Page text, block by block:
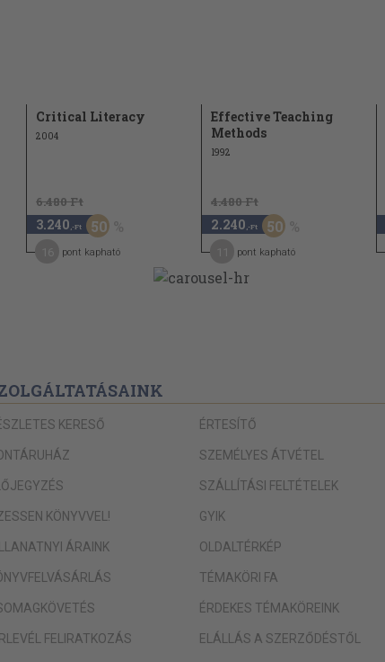
Critical Literacy
2004
6.480 Ft
3.240 ,-Ft 50
pont kapható
Effective Teaching
Methods
1992
4.480 Ft
2.240 ,-Ft 50
pont kapható
KERESŐ
KÖNYVVEL!
ÁRAINK
FELIRATKOZÁS
ÉRTESÍTŐ
SZEMÉLYES ÁTVÉTEL
SZÁLLÍTÁSI FELTÉTELEK
GYIK
OLDALTÉRKÉP
TÉMAKÖRI FA
ÉRDEKES TÉMAKÖREINK
ELÁLLÁS A SZERZŐDÉSTŐL